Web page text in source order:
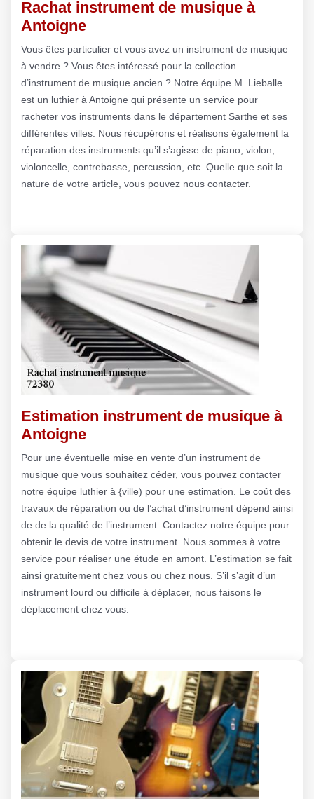
Rachat instrument de musique à
Antoigne
Vous êtes particulier et vous avez un instrument de musique
à vendre ? Vous êtes intéressé pour la collection
d’instrument de musique ancien ? Notre équipe M. Lieballe
est un luthier à Antoigne qui présente un service pour
racheter vos instruments dans le département Sarthe et ses
différentes villes. Nous récupérons et réalisons également la
réparation des instruments qu’il s’agisse de piano, violon,
violoncelle, contrebasse, percussion, etc. Quelle que soit la
nature de votre article, vous pouvez nous contacter.
Estimation instrument de musique à
Antoigne
Pour une éventuelle mise en vente d’un instrument de
musique que vous souhaitez céder, vous pouvez contacter
notre équipe luthier à {ville) pour une estimation. Le coût des
travaux de réparation ou de l’achat d’instrument dépend ainsi
de de la qualité de l’instrument. Contactez notre équipe pour
obtenir le devis de votre instrument. Nous sommes à votre
service pour réaliser une étude en amont. L’estimation se fait
ainsi gratuitement chez vous ou chez nous. S’il s’agit d’un
instrument lourd ou difficile à déplacer, nous faisons le
déplacement chez vous.